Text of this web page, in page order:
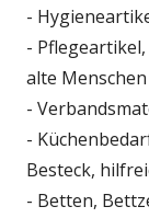
-
-
alte Menschen
-
-
Besteck,
- Betten,